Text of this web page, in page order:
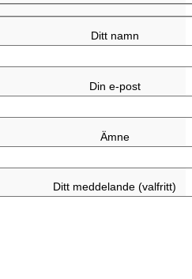
Ditt namn
Din e-post
Ämne
Ditt meddelande (valfritt)